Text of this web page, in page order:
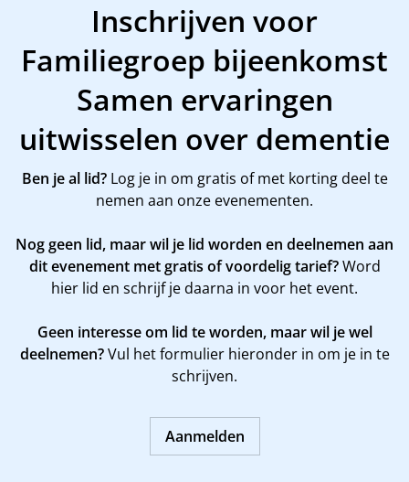
Inschrijven voor
Familiegroep bijeenkomst
Samen ervaringen
uitwisselen over dementie
Ben je al lid?Log je in om gratis of met korting deel te
nemen aan onze evenementen.
Nog geen lid, maar wil je lid worden en deelnemen aan
dit evenement met gratis of voordelig tarief?Word
hier lid en schrijf je daarna in voor het event.
Geen interesse om lid te worden, maar wil je wel
deelnemen?Vul het formulier hieronder in om je in te
schrijven.
Aanmelden